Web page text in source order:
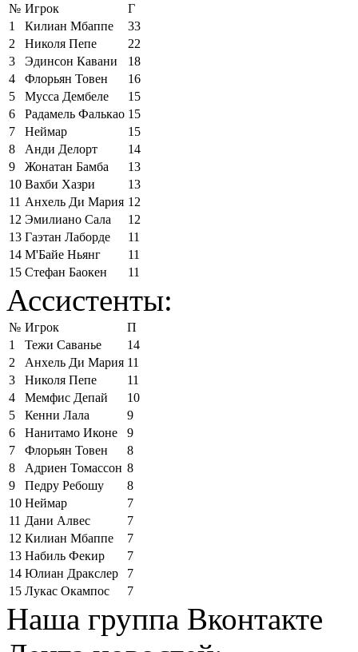
№ Игрок
Г
1
Килиан Мбаппе
33
2
Николя Пепе
22
3
Эдинсон Кавани
18
4
Флорьян Товен
16
5
Мусса Дембеле
15
6
Радамель Фалькао 15
7
Неймар
15
8
Анди Делорт
14
9
Жонатан Бамба
13
10 Вахби Хазри
13
11 Анхель Ди Мария 12
12 Эмилиано Сала
12
13 Гаэтан Лаборде
11
14 М'Байе Ньянг
11
15 Стефан Баокен 11
Ассистенты:
№ Игрок
П
1
Тежи Саванье
14
2
Анхель Ди Мария 11
3
Николя Пепе
11
4
Мемфис Депай
10
5
Кенни Лала
9
6
Нанитамо Иконе
9
7
Флорьян Товен
8
8
Адриен Томассон 8
9
Педру Ребошу
8
10 Неймар
7
11 Дани Алвес
7
12 Килиан Мбаппе
7
13 Набиль Фекир
7
14 Юлиан Дракслер
7
15 Лукас Окампос 7
Наша группа Вконтакте